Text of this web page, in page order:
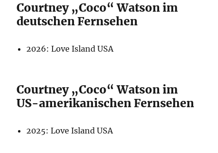
Courtney „Coco“ Watson im
deutschen Fernsehen
2026: Love Island USA
Courtney „Coco“ Watson im
US-amerikanischen Fernsehen
2025: Love Island USA